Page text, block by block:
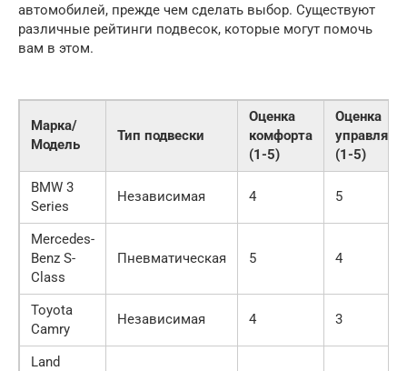
автомобилей, прежде чем сделать выбор. Существуют
различные рейтинги подвесок, которые могут помочь
вам в этом.
Марка/
Модель
Тип подвески
Оценка
комфорта
(1-5)
Оценка
(1-5)
BMW 3
Series
Независимая 4 5
Mercedes-
Benz S-
Class
Пневматическая 5 4
Toyota
Camry
Независимая 4 3
Land